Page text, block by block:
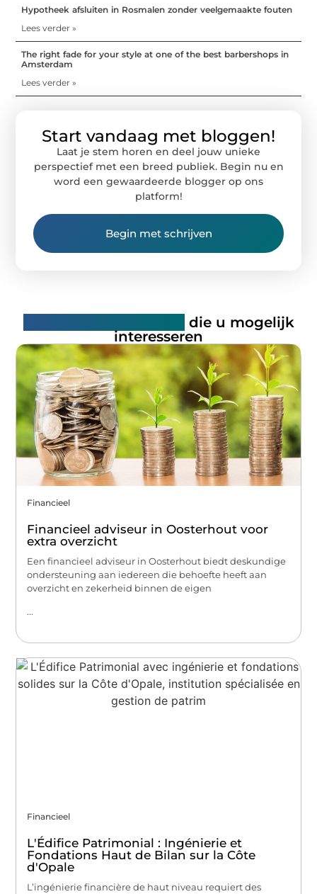
Hypotheek afsluiten in Rosmalen zonder veelgemaakte fouten
Lees verder »
The right fade for your style at one of the best barbershops in
Amsterdam
Lees verder »
Start vandaag met bloggen!
Laat je stem horen en deel jouw unieke
perspectief met een breed publiek. Begin nu en
word een gewaardeerde blogger op ons
platform!
Begin met schrijven
die u mogelijk
interesseren
Financieel
Financieel adviseur in Oosterhout voor
extra overzicht
Een financieel adviseur in Oosterhout biedt deskundige
ondersteuning aan iedereen die behoefte heeft aan
overzicht en zekerheid binnen de eigen
...
Financieel
L'Édifice Patrimonial : Ingénierie et
Fondations Haut de Bilan sur la Côte
d'Opale
L’ingénierie financière de haut niveau requiert des